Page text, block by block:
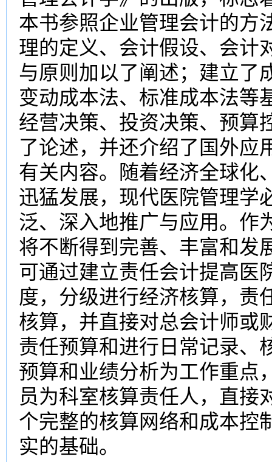
本书参照企业管理会计的方
理的定义、会计假设、会计
与原则加以了阐述；建立了
变动成本法、标准成本法等
经营决策、投资决策、预算
了论述，并还介绍了国外应
有关内容。随着经济全球化
迅猛发展，现代医院管理学
泛、深入地推广与应用。作
将不断得到完善、丰富和发
可通过建立责任会计提高医
度，分级进行经济核算，责
核算，并直接对总会计师或
责任预算和进行日常记录、
预算和业绩分析为工作重点
员为科室核算责任人，直接
个完整的核算网络和成本控
实的基础。